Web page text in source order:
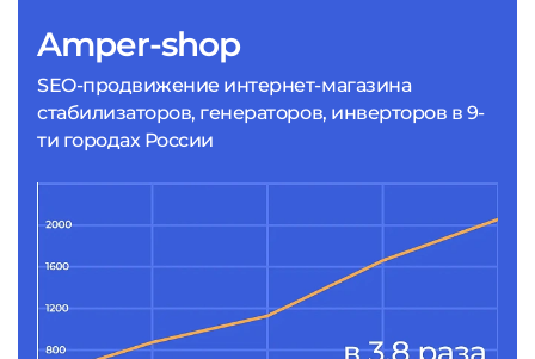
Amper-shop
SEO-продвижение интернет-магазина
стабилизаторов, генераторов, инверторов в 9-
ти городах России